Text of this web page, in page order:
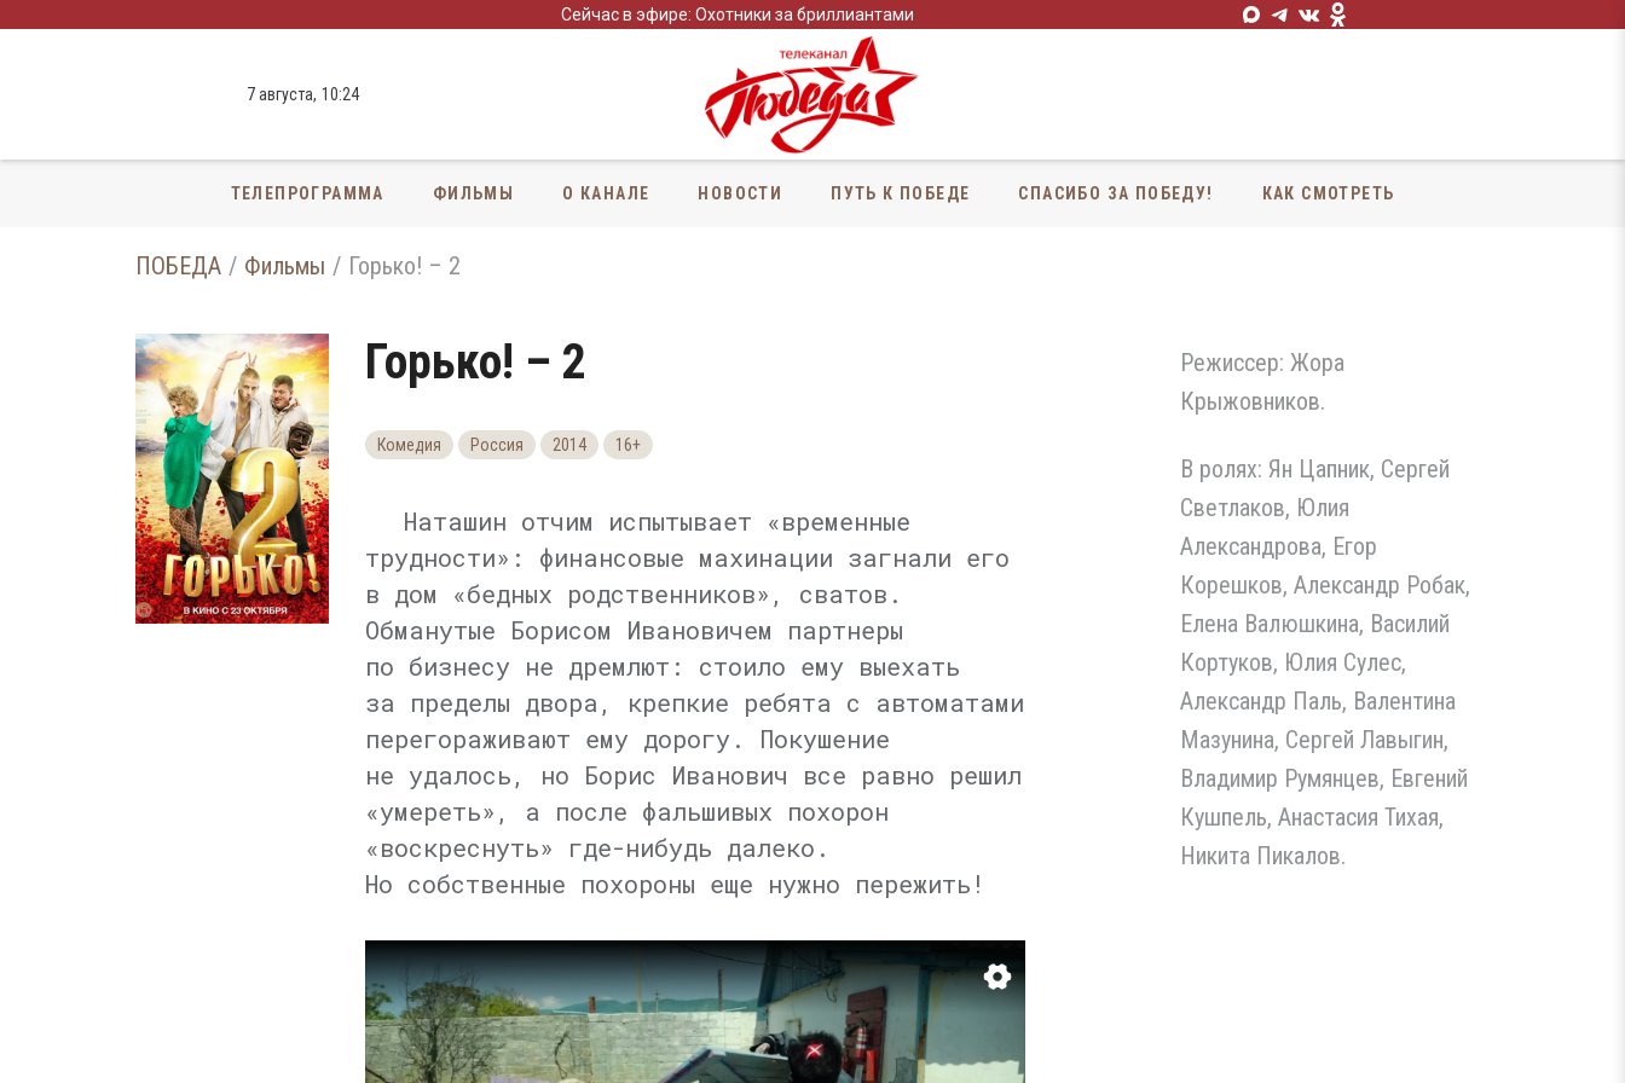
Сейчас в эфире: Охотники за бриллиантами
7 августа, 10:24
ТЕЛЕПРОГРАММА ФИЛЬМЫ О КАНАЛЕ НОВОСТИ ПУТЬ К ПОБЕДЕ СПАСИБО ЗА ПОБЕДУ! КАК СМОТРЕТЬ
ПОБЕДА Фильмы Горько! – 2
Горько! – 2
Комедия Россия 2014 16+
Наташин отчим испытывает «временные
трудности»: финансовые махинации загнали его
в дом «бедных родственников», сватов.
Обманутые Борисом Ивановичем партнеры
по бизнесу не дремлют: стоило ему выехать
за пределы двора, крепкие ребята с автоматами
перегораживают ему дорогу. Покушение
не удалось, но Борис Иванович все равно решил
«умереть», а после фальшивых похорон
«воскреснуть» где-нибудь далеко.
Но собственные похороны еще нужно пережить!
Режиссер: Жора
Крыжовников.
В ролях: Ян Цапник, Сергей
Светлаков, Юлия
Александрова, Егор
Корешков, Александр Робак,
Елена Валюшкина, Василий
Кортуков, Юлия Сулес,
Александр Паль, Валентина
Мазунина, Сергей Лавыгин,
Владимир Румянцев, Евгений
Кушпель, Анастасия Тихая,
Никита Пикалов.